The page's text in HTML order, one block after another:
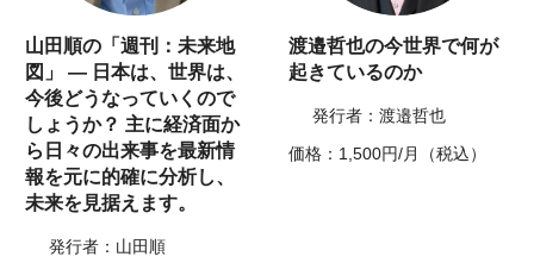
山田順の「週刊：未来地
図」 ― 日本は、世界は、
今後どうなっていくので
しょうか？ 主に経済面か
ら日々の出来事を最新情
報を元に的確に分析し、
未来を見据えます。
発行者：山田順
渡邉哲也の今世界で何が
起きているのか
発行者：渡邉哲也
価格：1,500円/月（税込）